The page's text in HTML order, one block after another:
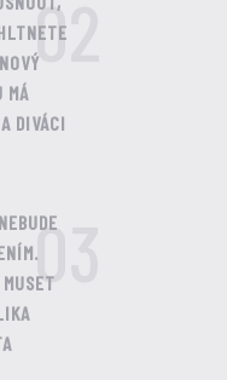
MÁ
DIVÁCI
02
03